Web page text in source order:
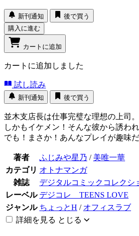
新刊通知
後で買う
購入に進む
カートに追加
カートに追加しました
試し読み
新刊通知 後で買う
並木支店長は仕事完璧な理想の上司。
しかもイケメン！そんな彼から誘わ
でも！まさか！あんなプレイが趣味
著者 ふじみや星乃 / 美唯一華
カテゴリ オトナマンガ
雑誌
デジタルコミックコレクシ
レーベル デジコレ TEENS LOVE
ジャンル ちょっとH / オフィスラブ
詳細を見る とじる